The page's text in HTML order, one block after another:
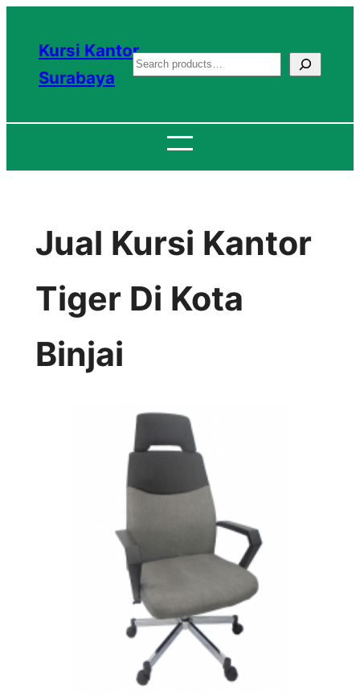
konten
Kursi Kantor
Surabaya
S
a
c
Jual Kursi Kantor
Tiger Di Kota
Binjai